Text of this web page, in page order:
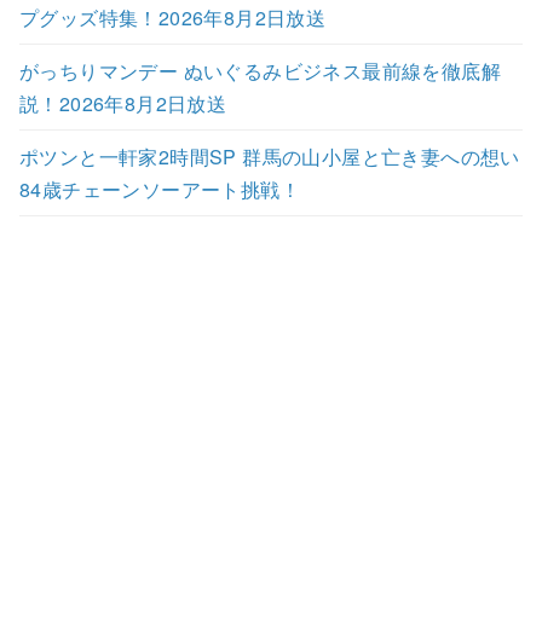
プグッズ特集！2026年8月2日放送
がっちりマンデー ぬいぐるみビジネス最前線を徹底解
説！2026年8月2日放送
ポツンと一軒家2時間SP 群馬の山小屋と亡き妻への想い
84歳チェーンソーアート挑戦！